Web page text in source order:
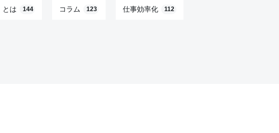
とは 144 コラム 123 仕事効率化 112